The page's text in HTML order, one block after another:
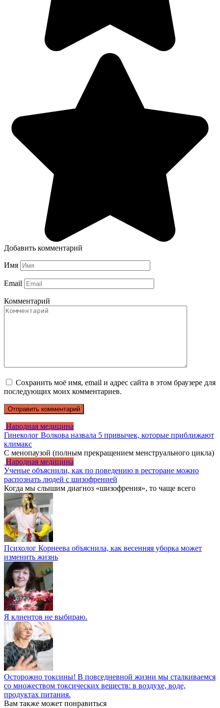
Добавить комментарий
Имя
Email
Комментарий
Сохранить моё имя, email и адрес сайта в этом браузере для
последующих моих комментариев.
Народная медицина
Гинеколог Волкова назвала 5 привычек, которые приближают
климакс
С менопаузой (полным прекращением менструального цикла)
Народная медицина
Ученые объяснили, как по поведению в ресторане можно
распознать людей с шизофренией
Когда мы слышим диагноз «шизофрения», то чаще всего
Психолог Корнеева объяснила, как весенняя уборка может
изменить жизнь
Я клиентов не выбираю.
Осторожно токсины! В повседневной жизни мы сталкиваемся
со множеством токсических веществ: в воздухе, воде,
продуктах питания.
Вам также может понравиться